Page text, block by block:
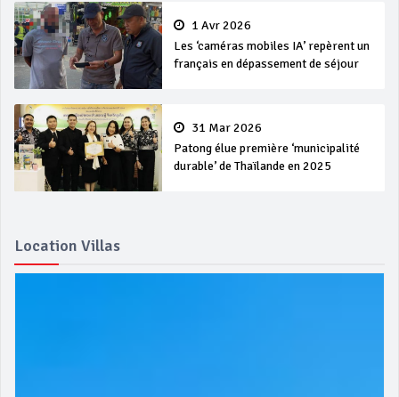
1 Avr 2026
Les ‘caméras mobiles IA’ repèrent un
français en dépassement de séjour
31 Mar 2026
Patong élue première ‘municipalité
durable’ de Thaïlande en 2025
Location Villas